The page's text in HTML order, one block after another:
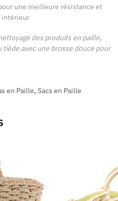
une meilleure résistance et
intérieur
des produits en paille,
tiède avec une brosse douce pour
en Paille, Sacs en Paille